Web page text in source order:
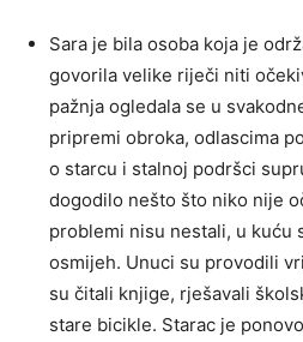
Sara je bila osoba koja je
govorila velike riječi niti
pažnja ogledala se u
pripremi obroka, odlascima
o starcu i stalnoj podršci
dogodilo nešto što niko nije
problemi nisu nestali, u kuću
osmijeh. Unuci su provodili
su čitali knjige, rješavali
stare bicikle. Starac je